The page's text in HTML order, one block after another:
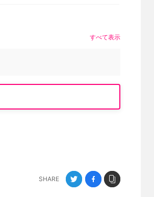
すべて表示
SHARE